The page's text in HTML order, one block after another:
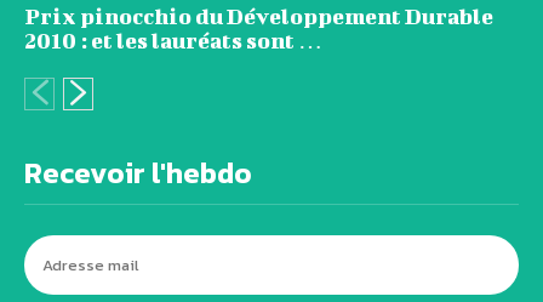
Prix pinocchio du Développement Durable
2010 : et les lauréats sont …
Recevoir l'hebdo